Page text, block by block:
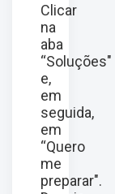
Clicar
na
aba
“Soluções"
e,
em
seguida,
em
“Quero
me
preparar".